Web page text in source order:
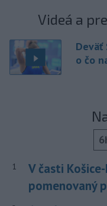
Videá a
Deväť
o čo
1
V časti
pomenovaný